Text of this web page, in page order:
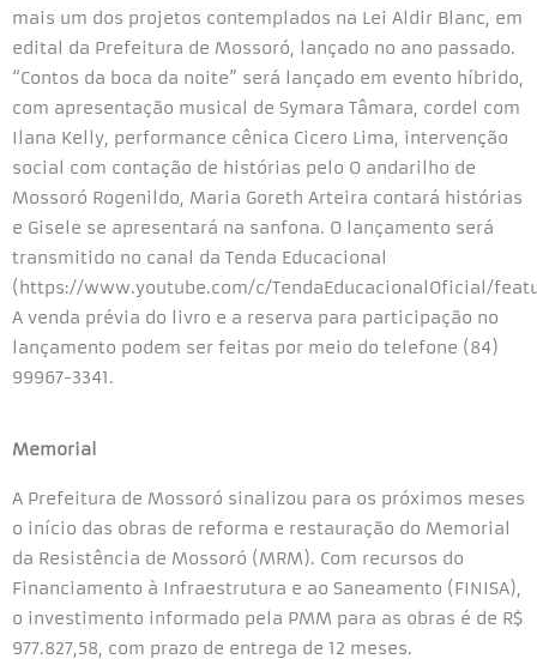
mais um dos projetos contemplados na Lei Aldir Blanc, em
edital da Prefeitura de Mossoró, lançado no ano passado.
“Contos da boca da noite” será lançado em evento híbrido,
com apresentação musical de Symara Tâmara, cordel com
Ilana Kelly, performance cênica Cicero Lima, intervenção
social com contação de histórias pelo O andarilho de
Mossoró Rogenildo, Maria Goreth Arteira contará histórias
e Gisele se apresentará na sanfona. O lançamento será
transmitido no canal da Tenda Educacional
(https://www.youtube.com/c/TendaEducacionalOficial/
A venda prévia do livro e a reserva para participação no
lançamento podem ser feitas por meio do telefone (84)
99967-3341.
Memorial
A Prefeitura de Mossoró sinalizou para os próximos meses
o início das obras de reforma e restauração do Memorial
da Resistência de Mossoró (MRM). Com recursos do
Financiamento à Infraestrutura e ao Saneamento (FINISA),
o investimento informado pela PMM para as obras é de R$
977.827,58, com prazo de entrega de 12 meses.